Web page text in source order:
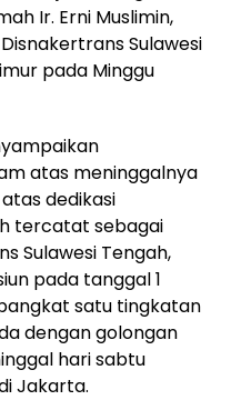
Ir. Erni Muslimin,
Sulawesi
pada Minggu
atas meninggalnya
dedikasi
tercatat sebagai
Sulawesi Tengah,
pada tanggal 1
satu tingkatan
dengan golongan
hari sabtu
Jakarta.